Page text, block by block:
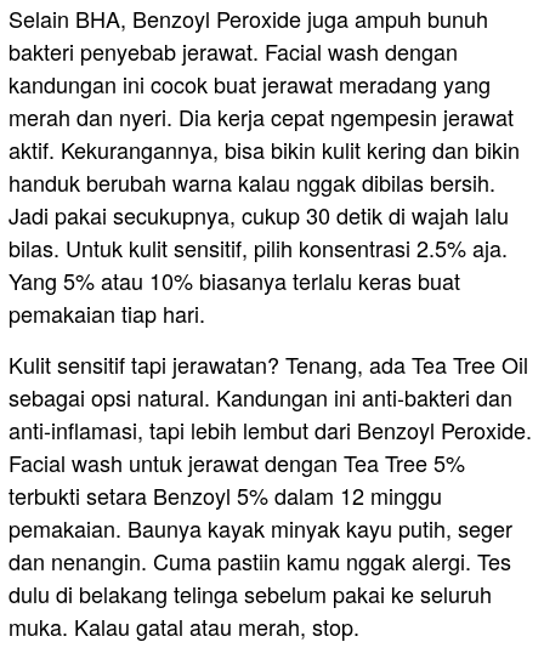
Selain BHA, Benzoyl Peroxide juga ampuh bunuh
bakteri penyebab jerawat. Facial wash dengan
kandungan ini cocok buat jerawat meradang yang
merah dan nyeri. Dia kerja cepat ngempesin jerawat
aktif. Kekurangannya, bisa bikin kulit kering dan bikin
handuk berubah warna kalau nggak dibilas bersih.
Jadi pakai secukupnya, cukup 30 detik di wajah lalu
bilas. Untuk kulit sensitif, pilih konsentrasi 2.5% aja.
Yang 5% atau 10% biasanya terlalu keras buat
pemakaian tiap hari.
Kulit sensitif tapi jerawatan? Tenang, ada Tea Tree Oil
sebagai opsi natural. Kandungan ini anti-bakteri dan
anti-inflamasi, tapi lebih lembut dari Benzoyl Peroxide.
Facial wash untuk jerawat dengan Tea Tree 5%
terbukti setara Benzoyl 5% dalam 12 minggu
pemakaian. Baunya kayak minyak kayu putih, seger
dan nenangin. Cuma pastiin kamu nggak alergi. Tes
dulu di belakang telinga sebelum pakai ke seluruh
muka. Kalau gatal atau merah, stop.